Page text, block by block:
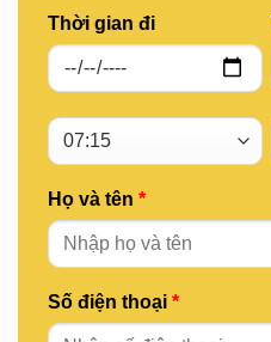
Thời gian đi
Họ và tên *
Số điện thoại *